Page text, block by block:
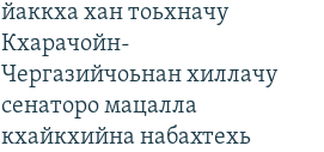
йаккха хан тоьхначу
Кхарачойн-
Чергазийчоьнан хиллачу
сенаторо мацалла
кхайкхийна набахтехь